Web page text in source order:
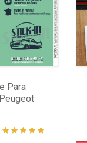
Para